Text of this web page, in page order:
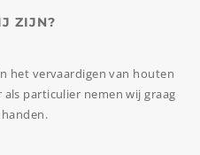
ZIJN?
het vervaardigen van houten
particulier nemen wij graag